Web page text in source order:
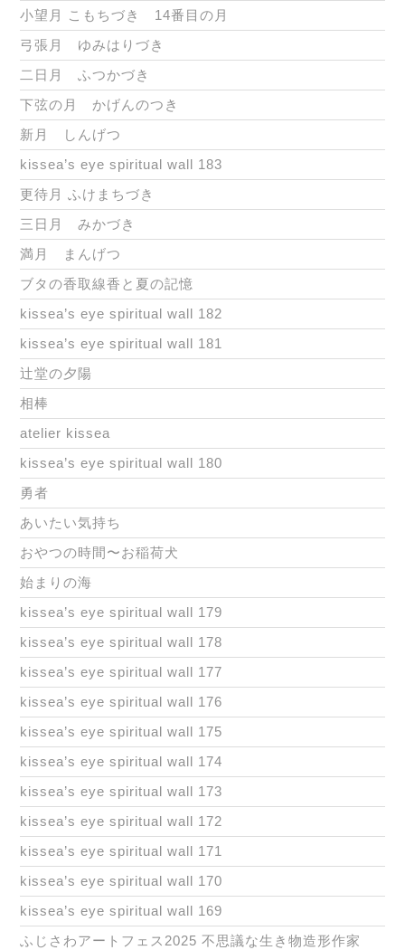
小望月 こもちづき 14番目の月
弓張月 ゆみはりづき
二日月 ふつかづき
下弦の月 かげんのつき
新月 しんげつ
kissea’s eye spiritual wall 183
更待月 ふけまちづき
三日月 みかづき
満月 まんげつ
ブタの香取線香と夏の記憶
kissea’s eye spiritual wall 182
kissea’s eye spiritual wall 181
辻堂の夕陽
相棒
atelier kissea
kissea’s eye spiritual wall 180
勇者
あいたい気持ち
おやつの時間〜お稲荷犬
始まりの海
kissea’s eye spiritual wall 179
kissea’s eye spiritual wall 178
kissea’s eye spiritual wall 177
kissea’s eye spiritual wall 176
kissea’s eye spiritual wall 175
kissea’s eye spiritual wall 174
kissea’s eye spiritual wall 173
kissea’s eye spiritual wall 172
kissea’s eye spiritual wall 171
kissea’s eye spiritual wall 170
kissea’s eye spiritual wall 169
ふじさわアートフェス2025 不思議な生き物造形作家